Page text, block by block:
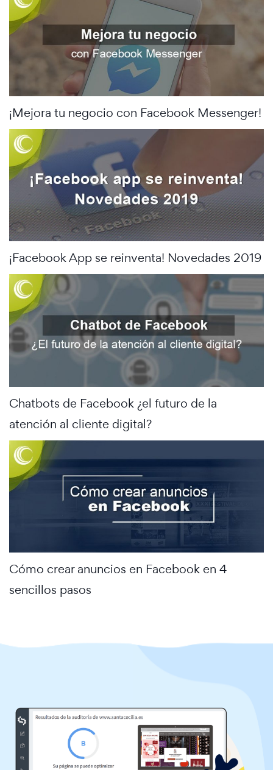
¡Mejora tu negocio con Facebook Messenger!
¡Facebook App se reinventa! Novedades 2019
Chatbots de Facebook ¿el futuro de la
atención al cliente digital?
Cómo crear anuncios en Facebook en 4
sencillos pasos